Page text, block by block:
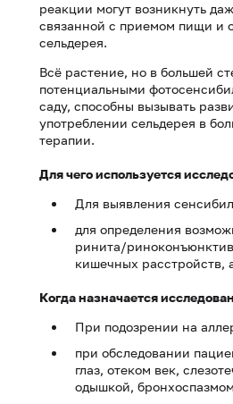
реакции могут возникнуть
связанной с приемом пищи и
сельдерея.
Всё растение, но в большей
потенциальными
саду, способны вызывать
употреблении сельдерея в
терапии.
Для чего используется
Для выявления
для определения
ринита/
кишечных расстройств,
Когда назначается
При подозрении на
при обследовании
глаз, отеком век,
одышкой,